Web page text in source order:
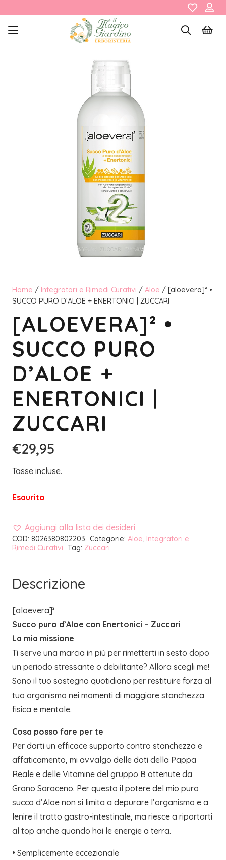
Home / Integratori e Rimedi Curativi / Aloe / [aloevera]² •
SUCCO PURO D’ALOE + ENERTONICI | ZUCCARI
[ALOEVERA]² •
SUCCO PURO
D’ALOE +
ENERTONICI |
ZUCCARI
€29,95
Tasse incluse.
Esaurito
Aggiungi alla lista dei desideri
COD: 8026380802203 Categorie: Aloe Integratori e
Rimedi Curativi Tag: Zuccari
Descrizione
[aloevera]²
Succo puro d’Aloe con Enertonici – Zuccari
La mia missione
Ti serve una marcia in più per rimetterti in sesto dopo
un periodo stressante o debilitante? Allora scegli me!
Sono il tuo sostegno quotidiano per restituire forza al
tuo organismo nei momenti di maggiore stanchezza
fisica e mentale.
Cosa posso fare per te
Per darti un efficace supporto contro stanchezza e
affaticamento, mi avvalgo delle doti della Pappa
Reale e delle Vitamine del gruppo B ottenute da
Grano Saraceno. Per questo il potere del mio puro
succo d’Aloe non si limita a depurare l’organismo e a
lenire il tratto gastro-intestinale, ma riesce a riportarti
al top anche quando hai le energie a terra.
• Semplicemente eccezionale